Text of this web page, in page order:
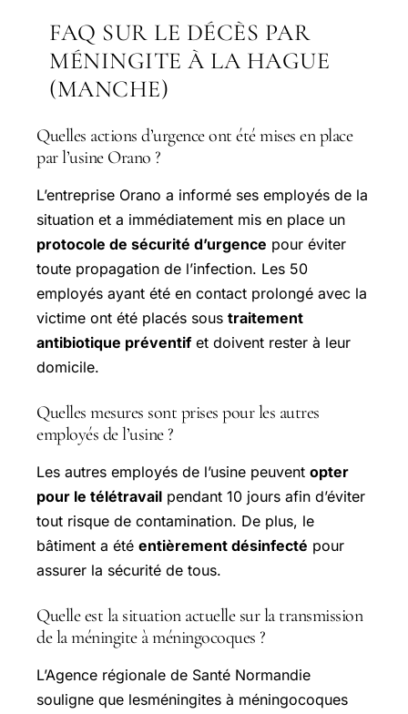
FAQ SUR LE DÉCÈS PAR
MÉNINGITE À LA HAGUE
(MANCHE)
Quelles actions d’urgence ont été mises en place
par l’usine Orano ?
L’entreprise Orano a informé ses employés de la
situation et a immédiatement mis en place un
protocole de sécurité d’urgence pour éviter
toute propagation de l’infection. Les 50
employés ayant été en contact prolongé avec la
victime ont été placés sous traitement
antibiotique préventifet doivent rester à leur
domicile.
Quelles mesures sont prises pour les autres
employés de l’usine ?
Les autres employés de l’usine peuvent opter
pour le télétravail pendant 10 jours afin d’éviter
tout risque de contamination. De plus, le
bâtiment a été entièrement désinfecté pour
assurer la sécurité de tous.
Quelle est la situation actuelle sur la transmission
de la méningite à méningocoques ?
L’Agence régionale de Santé Normandie
souligne que lesméningites à méningocoques